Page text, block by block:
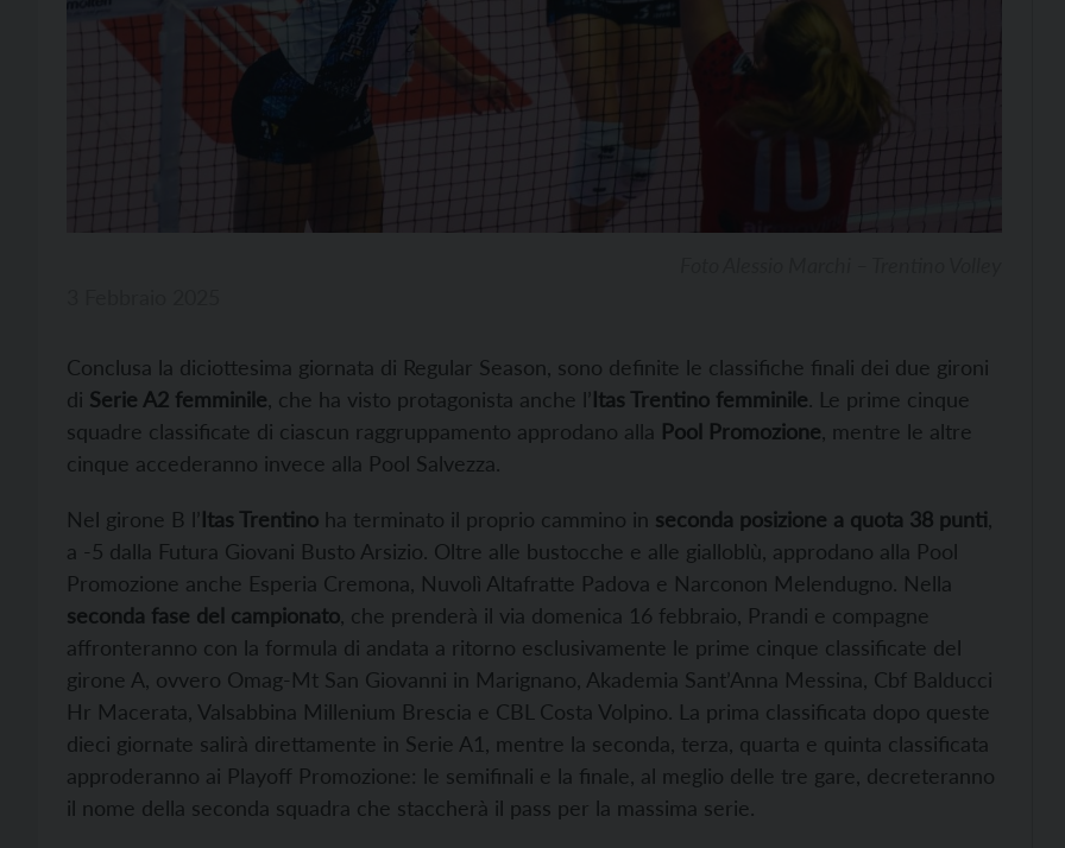
Conclusa la diciottesima giornata di Regular Season, sono definite le classifiche finali dei due gironi
di Serie A2 femminile , che ha visto protagonista anche l’Itas Trentino femminile. Le prime cinque
squadre classificate di ciascun raggruppamento approdano alla Pool Promozione , mentre le altre
cinque accederanno invece alla Pool Salvezza.
Nel girone B l’Itas Trentino ha terminato il proprio cammino in seconda posizione a quota 38 punti
a -5 dalla Futura Giovani Busto Arsizio. Oltre alle bustocche e alle gialloblù, approdano alla Pool
Promozione anche Esperia Cremona, Nuvolì Altafratte Padova e Narconon Melendugno. Nella
seconda fase del campionato , che prenderà il via domenica 16 febbraio, Prandi e compagne
affronteranno con la formula di andata a ritorno esclusivamente le prime cinque classificate del
girone A, ovvero Omag-Mt San Giovanni in Marignano, Akademia Sant’Anna Messina, Cbf Balducci
Hr Macerata, Valsabbina Millenium Brescia e CBL Costa Volpino. La prima classificata dopo queste
dieci giornate salirà direttamente in Serie A1, mentre la seconda, terza, quarta e quinta classificata
approderanno ai Playoff Promozione: le semifinali e la finale, al meglio delle tre gare, decreteranno
il nome della seconda squadra che staccherà il pass per la massima serie.